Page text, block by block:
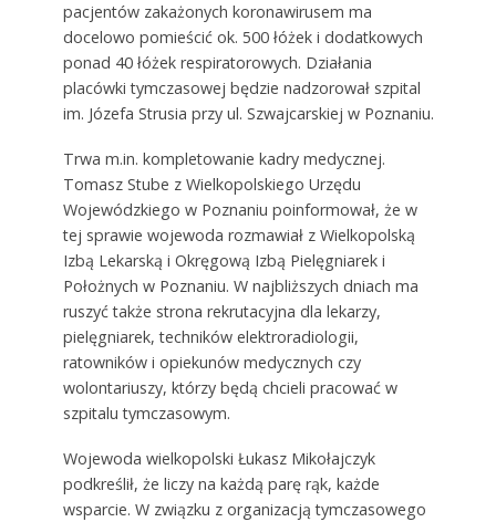
pacjentów zakażonych koronawirusem ma
docelowo pomieścić ok. 500 łóżek i dodatkowych
ponad 40 łóżek respiratorowych. Działania
placówki tymczasowej będzie nadzorował szpital
im. Józefa Strusia przy ul. Szwajcarskiej w Poznaniu.
Trwa m.in. kompletowanie kadry medycznej.
Tomasz Stube z Wielkopolskiego Urzędu
Wojewódzkiego w Poznaniu poinformował, że w
tej sprawie wojewoda rozmawiał z Wielkopolską
Izbą Lekarską i Okręgową Izbą Pielęgniarek i
Położnych w Poznaniu. W najbliższych dniach ma
ruszyć także strona rekrutacyjna dla lekarzy,
pielęgniarek, techników elektroradiologii,
ratowników i opiekunów medycznych czy
wolontariuszy, którzy będą chcieli pracować w
szpitalu tymczasowym.
Wojewoda wielkopolski Łukasz Mikołajczyk
podkreślił, że liczy na każdą parę rąk, każde
wsparcie. W związku z organizacją tymczasowego